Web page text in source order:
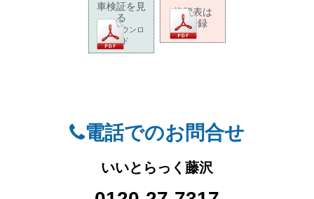
車検証を見
る
PDFダウンロ
ード
状態表は
未登録
電話でのお問合せ
いいとらっく藤沢